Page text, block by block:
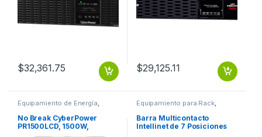
$32,361.75 $29,125.11
Equipamiento de Energía,
Protección Eléctrica
No Break CyberPower
PR1500LCD, 1500W,
Equipamiento para Rack,
Protección Eléctrica
Barra Multicontacto
Intellinet de 7 Posiciones